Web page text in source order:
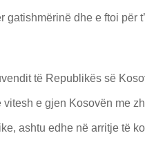
gatishmërinë dhe e ftoi për
të Republikës së
e gjen Kosovën me
ashtu edhe në arritje të